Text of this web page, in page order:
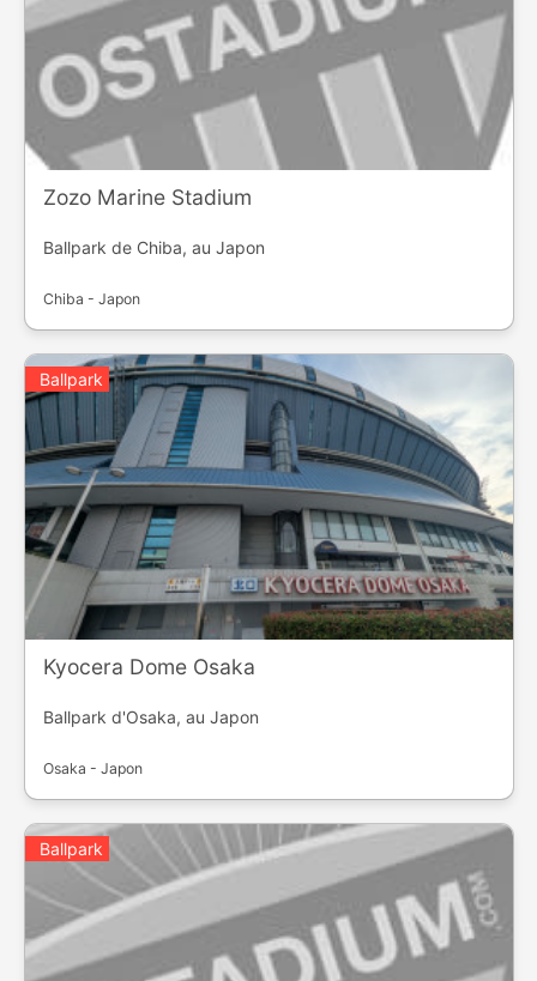
Zozo Marine Stadium
Ballpark de Chiba, au Japon
Chiba - Japon
Ballpark
Kyocera Dome Osaka
Ballpark d'Osaka, au Japon
Osaka - Japon
Ballpark